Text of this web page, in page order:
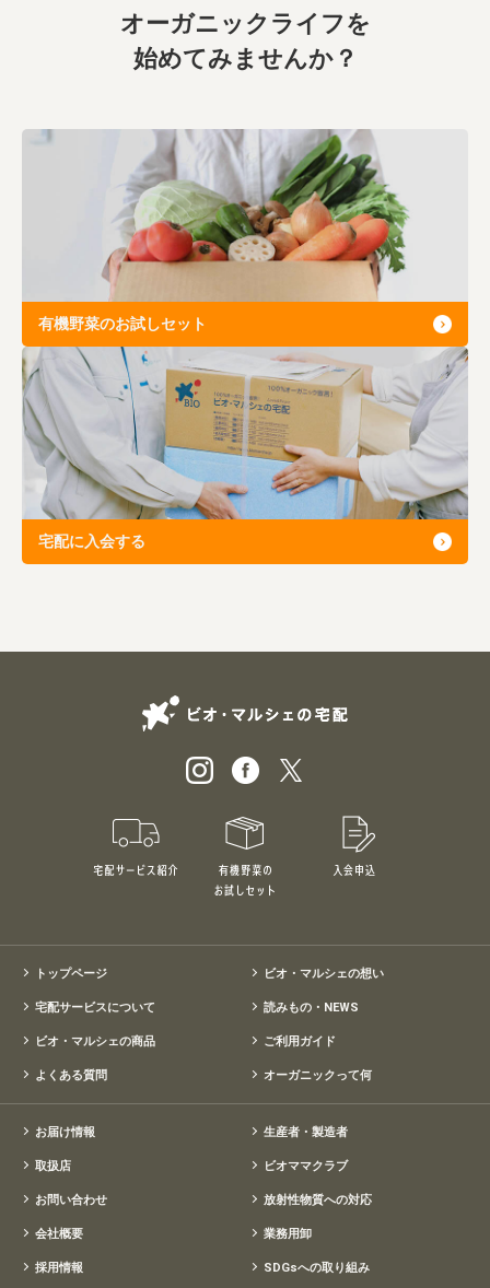
オーガニックライフを
始めてみませんか？
有機野菜のお試しセット
宅配に入会する
宅配サービス紹介 有機野菜のお試しセット
トップページ ビオ・マルシェの想い
宅配サービスについて 読みもの・NEWS
ビオ・マルシェの商品 ご利用ガイド
よくある質問 オーガニックって何
お届け情報 生産者・製造者
取扱店 ビオママクラブ
お問い合わせ 放射性物質への対応
会社概要 業務用卸
採用情報 SDGsへの取り組み